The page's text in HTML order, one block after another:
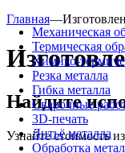
Механическая
Термическая
Химико-
Резка металла
Гибка металла
Сварочные
3D-печать
Литьё металла
Обработка
Главная—
Найдите
Узнайте стоимость